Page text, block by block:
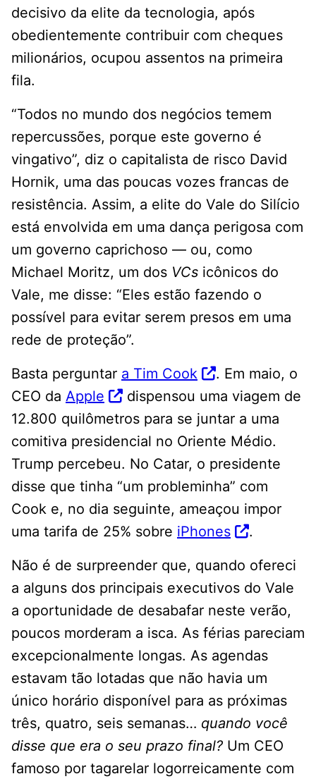
decisivo da elite da tecnologia, após
obedientemente contribuir com cheques
milionários, ocupou assentos na primeira
fila.
“Todos no mundo dos negócios temem
repercussões, porque este governo é
vingativo”, diz o capitalista de risco David
Hornik, uma das poucas vozes francas de
resistência. Assim, a elite do Vale do Silício
está envolvida em uma dança perigosa com
um governo caprichoso — ou, como
Michael Moritz, um dos VCs icônicos do
Vale, me disse: “Eles estão fazendo o
possível para evitar serem presos em uma
rede de proteção”.
Basta perguntar a Tim Cook
. Em maio, o
CEO da Apple
dispensou uma viagem de
12.800 quilômetros para se juntar a uma
comitiva presidencial no Oriente Médio.
Trump percebeu. No Catar, o presidente
disse que tinha “um probleminha” com
Cook e, no dia seguinte, ameaçou impor
uma tarifa de 25% sobre iPhones
.
Não é de surpreender que, quando ofereci
a alguns dos principais executivos do Vale
a oportunidade de desabafar neste verão,
poucos morderam a isca. As férias pareciam
excepcionalmente longas. As agendas
estavam tão lotadas que não havia um
único horário disponível para as próximas
três, quatro, seis semanas… quando você
disse que era o seu prazo final? Um CEO
famoso por tagarelar logorreicamente com